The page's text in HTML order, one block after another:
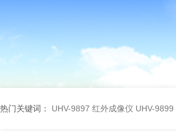
热门关键词： UHV-9897 红外成像仪 UHV-